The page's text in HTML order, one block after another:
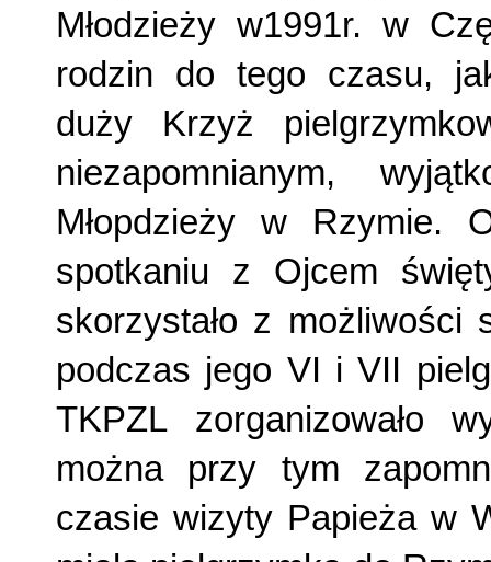
Młodzieży w1991r. w
rodzin do tego czasu,
duży Krzyż
niezapomnianym,
Młopdzieży w Rzymie.
spotkaniu z Ojcem
skorzystało z możliwości
podczas jego VI i VII
TKPZL zorganizowało
można przy tym
czasie wizyty Papieża w